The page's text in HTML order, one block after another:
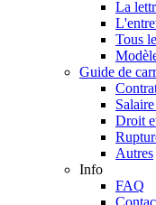
La
Tous
Guide de
Droit
Autres
Info
FAQ